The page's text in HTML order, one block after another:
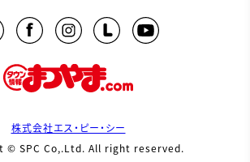
株式会社エス・ピー・シー
© SPC Co,.Ltd. All right reserved.